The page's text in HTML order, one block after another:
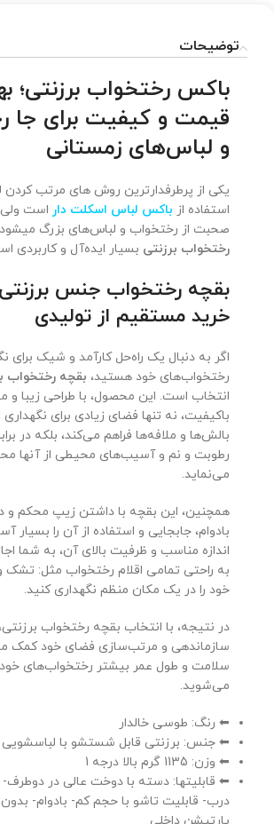
توضیحات
باکس رختخواب برزنتی؛
قیمت و کیفیت برای جا
و لباس‌های زمستانی
یکی از پرطرفدارترین روش های مرتب کردن
استفاده از باکس لباس اسکلت دار است ولی
صحبت از رختخواب و لباس‌های بزرگ
رختخواب برزنتی بسیار ایده‌آل و کاربردی
بقچه رختخواب جنس برزنتی
خرید مستقیم از تولیدی
اگر به دنبال یک راه‌حل کارآمد و شیک برای
رختخواب‌های خود هستید، بقچه رختخواب
انتخاب است. این محصول، با طراحی زیبا و
باکیفیت، نه تنها فضای زیادی برای نگهداری
بالش‌ها و ملافه‌ها فراهم می‌کند، بلکه در
رطوبت و نم و آسیب‌های محیطی از آنها
می‌نماید.
همچنین، این بقچه با داشتن زیپ محکم و
بادوام، جابجایی و استفاده از آن را بسیار
اندازه مناسب و ظرفیت بالای آن، به شما
به راحتی تمامی اقلام رختخواب مثل: تشک
خود را در یک مکان منظم نگهداری کنید.
در نتیجه، با انتخاب بقچه رختخواب
سازماندهی و مرتب‌سازی فضای خود کمک
سلامت و طول عمر بیشتر رختخواب‌های
می‌شوید.
⬅ رنگ: طوسی خالدار
⬅ جنس: برزنتی قابل شستشو با لباسشویی
⬅ وزن: 1135 گرم بالا درجه 1
⬅ قابلیتها: دسته با دوخت عالی در
درب- قابلیت تاشو با حجم کم- بادوام-